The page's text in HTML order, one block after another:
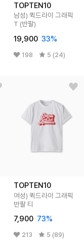
TOPTEN10
남성) 퀵드라이 그래픽
T (반팔)
19,900 33%
198 5 (24)
TOPTEN10
여성) 퀵드라이 그래픽
반팔 티
7,900 73%
213 5 (89)